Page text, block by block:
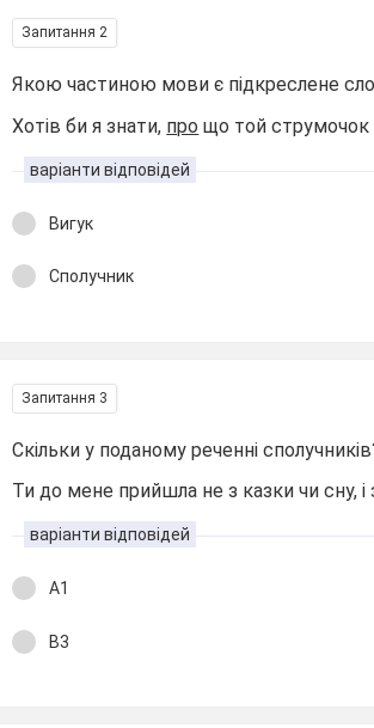
Запитання 2
Якою частиною мови є підкреслене
Хотів би я знати, про що той струмочок
варіанти відповідей
Вигук
Сполучник
Запитання 3
Скільки у поданому реченні
Ти до мене прийшла не з казки чи сну,
варіанти відповідей
А1
В3